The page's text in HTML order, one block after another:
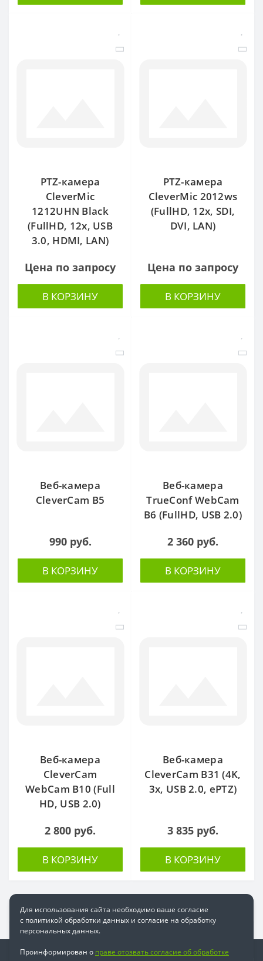
PTZ-камера
CleverMic
1212UHN Black
(FullHD, 12x, USB
3.0, HDMI, LAN)
Цена по запросу
В КОРЗИНУ
PTZ-камера
CleverMic 2012ws
(FullHD, 12x, SDI,
DVI, LAN)
Цена по запросу
В КОРЗИНУ
Веб-камера
CleverCam B5
990 руб.
В КОРЗИНУ
Веб-камера
TrueConf WebCam
B6 (FullHD, USB 2.0)
2 360 руб.
В КОРЗИНУ
Веб-камера
CleverCam
WebCam B10 (Full
HD, USB 2.0)
2 800 руб.
В КОРЗИНУ
Веб-камера
CleverCam B31 (4K,
3x, USB 2.0, ePTZ)
3 835 руб.
В КОРЗИНУ
Для использования сайта необходимо ваше согласие
с политикой обработки данных и согласие на обработку
персональных данных.
Проинформирован о праве отозвать согласие об обработке